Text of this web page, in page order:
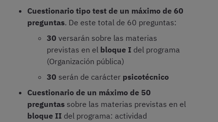
Cuestionario tipo test de un máximo de 60
preguntas. De este total de 60 preguntas:
30 versarán sobre las materias
previstas en el bloque I del programa
(Organización pública)
30 serán de carácter psicotécnico
Cuestionario de un máximo de 50
preguntas sobre las materias previstas en el
bloque II del programa: actividad